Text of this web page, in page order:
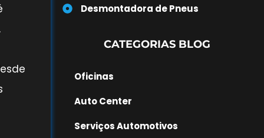
Desmontadora de Pneus
CATEGORIAS BLOG
Oficinas
Auto Center
Serviços Automotivos